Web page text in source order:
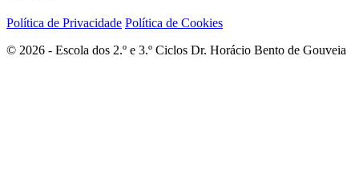
Política de Privacidade Política de Cookies
© 2026 - Escola dos 2.º e 3.º Ciclos Dr. Horácio Bento de Gouveia